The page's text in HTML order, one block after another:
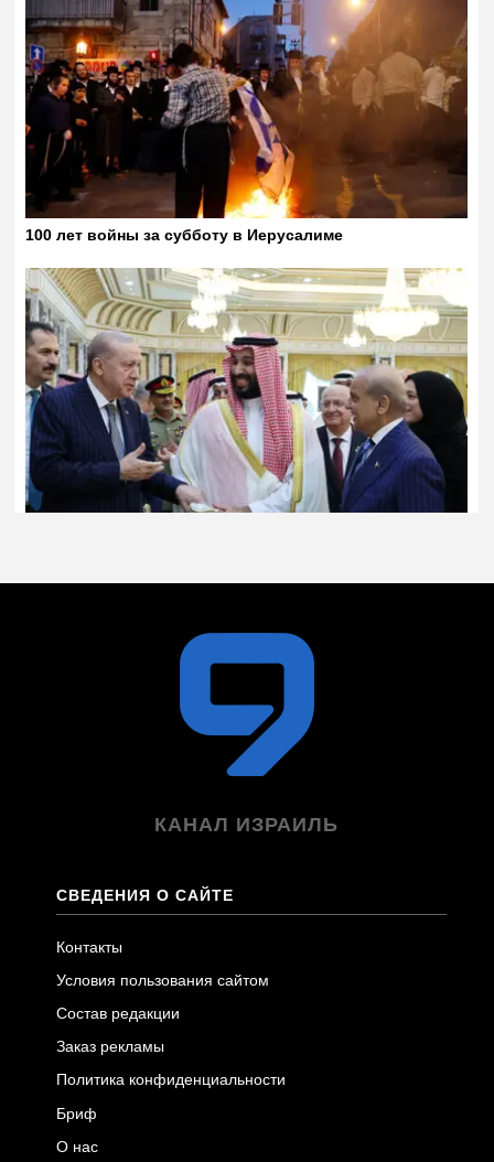
КАНАЛ ИЗРАИЛЬ
СВЕДЕНИЯ О САЙТЕ
Контакты
Условия пользования сайтом
Состав редакции
Заказ рекламы
Политика конфиденциальности
Бриф
О нас